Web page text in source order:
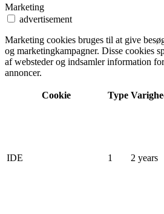
Marketing
advertisement
Marketing cookies bruges til at give
og marketingkampagner. Disse cookies
af websteder og indsamler information
annoncer.
Cookie Type
IDE 1 2 years